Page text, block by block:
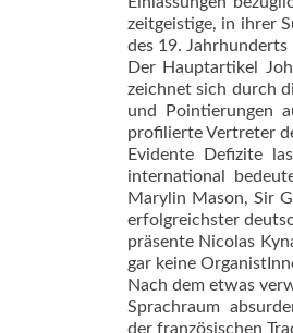
zeitgeistige, in ihrer
des 19.
Der Hauptartikel
zeichnet sich durch
und Pointierungen
profilierte Vertreter
Evidente Defizite
international
Marylin Mason, Sir
erfolgreichster
präsente Nicolas
gar keine
Nach dem etwas
Sprachraum 
der französischen